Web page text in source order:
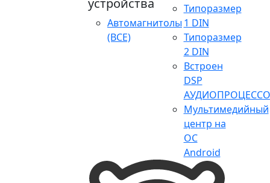
Автомагнитолы
(ВСЕ)
Типоразмер
1 DIN
Типоразмер
2 DIN
Встроен
DSP
Мультимедийный
центр на
ОС
Android